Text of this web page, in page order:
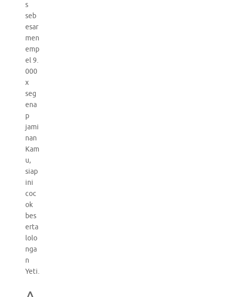
s
seb
esar
men
emp
el 9.
000
x
seg
ena
p
jami
nan
Kam
u,
siap
ini
coc
ok
bes
erta
lolo
nga
n
Yeti.